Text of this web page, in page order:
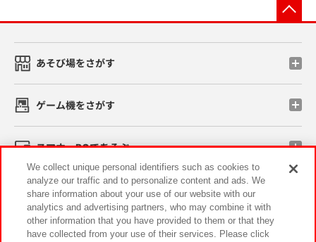
あそび場をさがす
ゲーム機をさがす
スマホ・PCであそぶ
イベント・キャンペーン
We collect unique personal identifiers such as cookies to
analyze our traffic and to personalize content and ads. We
share information about your use of our website with our
analytics and advertising partners, who may combine it with
other information that you have provided to them or that they
have collected from your use of their services. Please click